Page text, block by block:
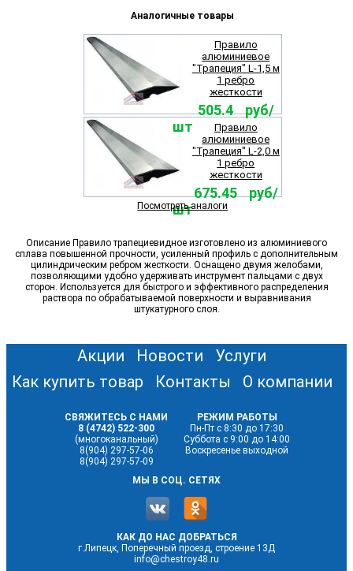
Аналогичные товары
Правило
алюминиевое
"Трапеция" L-1,5 м
1 ребро
жесткости
505.4 руб/
шт
Правило
алюминиевое
"Трапеция" L-2,0 м
1 ребро
жесткости
675.45 руб/
шт
Посмотреть аналоги
Описание Правило трапециевидное изготовлено из алюминиевого
сплава повышенной прочности, усиленный профиль с дополнительным
цилиндрическим ребром жесткости. Оснащено двумя желобами,
позволяющими удобно удерживать инструмент пальцами с двух
сторон. Используется для быстрого и эффективного распределения
раствора по обрабатываемой поверхности и выравнивания
штукатурного слоя.
Акции Новости
Услуги
Как купить товар
Контакты О компании
СВЯЖИТЕСЬ С НАМИ
8 (4742) 522-300
(многоканальный)
8(904) 297-57-06
8(904) 297-57-09
РЕЖИМ РАБОТЫ
Пн-Пт с 8:30 до 17:30
Суббота с 9:00 до 14:00
Воскресенье выходной
МЫ В СОЦ. СЕТЯХ
КАК ДО НАС ДОБРАТЬСЯ
г.Липецк, Поперечный проезд, строение 13Д
info@chestroy48.ru